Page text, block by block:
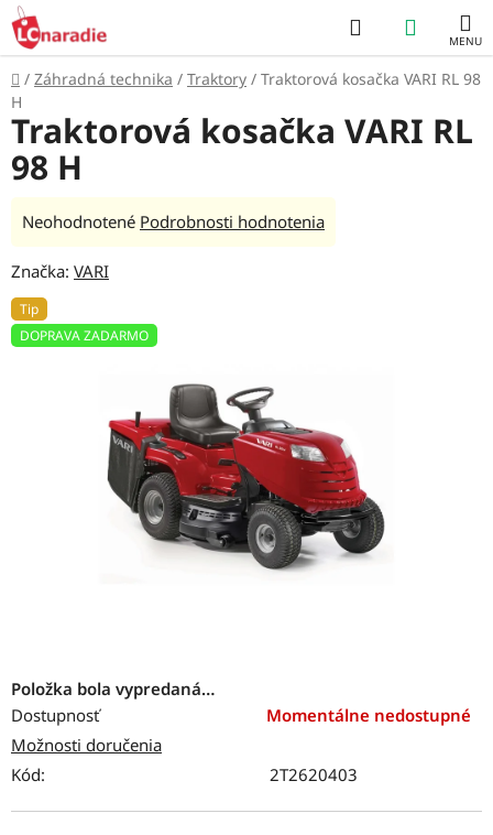
Prejsť
na
obsah
Hľadať
KOŠÍK
Domov
/ Záhradná technika / Traktory / Traktorová kosačka VARI RL 98
H
Položka bola vypredaná…
Dostupnosť
Momentálne nedostupné
Možnosti doručenia
Kód:
2T2620403
Traktorová kosačka VARI RL
98 H
Priemerné
produktu
je
0,0
Neohodnotené Podrobnosti hodnotenia
Značka: VARI
Tip
DOPRAVA ZADARMO